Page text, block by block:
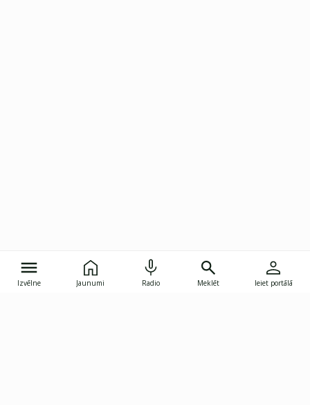
Izvēlne Jaunumi Radio Meklēt Ieiet portālā